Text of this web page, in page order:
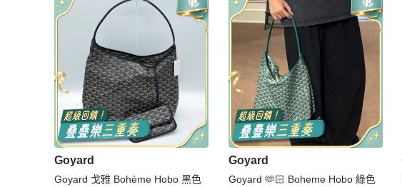
Goyard
Goyard 戈雅 Bohème Hobo 黑色
Goyard
Goyard 🫶🏻 Boheme Hobo 綠色